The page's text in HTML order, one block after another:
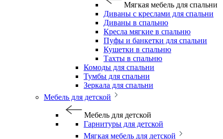
Мягкая мебель для спальни
Диваны с креслами для спальни
Диваны в спальню
Кресла мягкие в спальню
Пуфы и банкетки для спальни
Кушетки в спальню
Тахты в спальню
Комоды для спальни
Тумбы для спальни
Зеркала для спальни
Мебель для детской
Мебель для детской
Гарнитуры для детской
Мягкая мебель для детской